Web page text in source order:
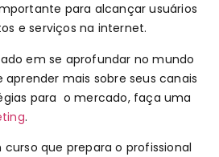
para alcançar usuários
e serviços na internet.
em se aprofundar no mundo
mais sobre seus canais
para o mercado, faça uma
.
curso que prepara o profissional